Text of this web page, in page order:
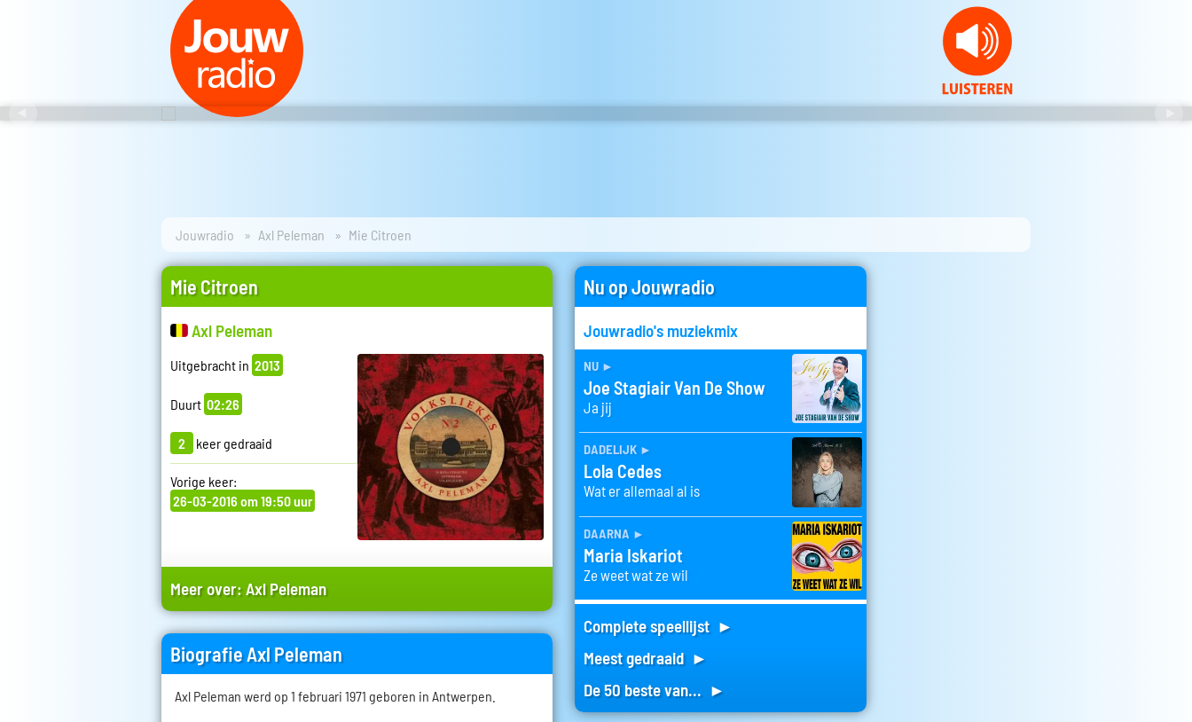
Jouwradio Axl Peleman Mie Citroen
Mie Citroen
Axl Peleman
Uitgebracht in 2013
Duurt 02:26
2 keer gedraaid
Vorige keer:
26-03-2016 om 19:50 uur
Meer over:Axl Peleman
Biografie Axl Peleman
Axl Peleman werd op 1 februari 1971 geboren in Antwerpen.
Nu op Jouwradio
Jouwradio's muziekmix
nu ►
Joe Stagiair Van De Show
Ja jij
dadelijk ►
Lola Cedes
Wat er allemaal al is
daarna ►
Maria Iskariot
Ze weet wat ze wil
Complete speellijst ►
Meest gedraaid ►
De 50 beste van... ►